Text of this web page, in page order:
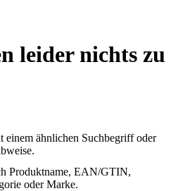
leider nichts zu
einem ähnlichen Suchbegriff oder
Produktname, EAN/GTIN,
oder Marke.